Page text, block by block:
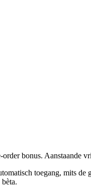
bonus. Aanstaande
toegang, mits